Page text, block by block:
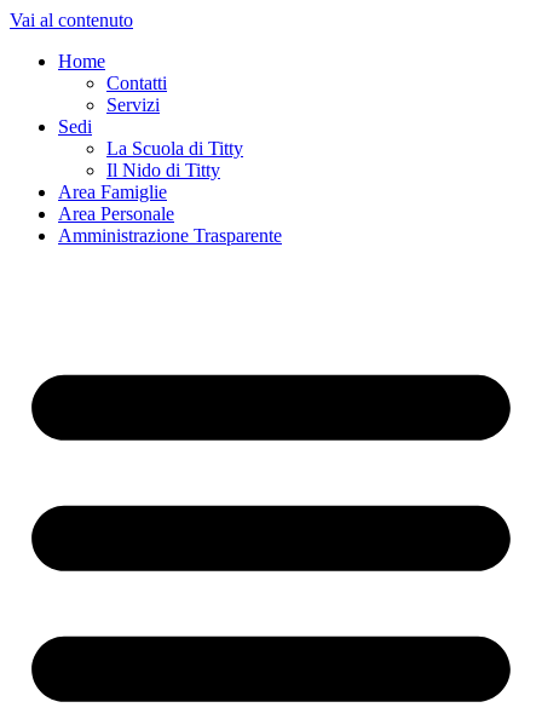
Vai al contenuto
Home
Contatti
Servizi
Sedi
La Scuola di Titty
Il Nido di Titty
Area Famiglie
Area Personale
Amministrazione Trasparente